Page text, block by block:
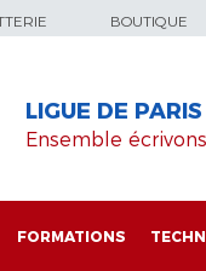
BOUTIQUE
LIGUE DE
Ensemble
FORMATIONS